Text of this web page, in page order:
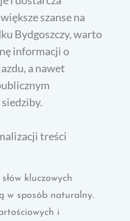
szanse na
Bydgoszczy, warto
informacji o
a nawet
treści
kluczowych
w sposób naturalny.
i